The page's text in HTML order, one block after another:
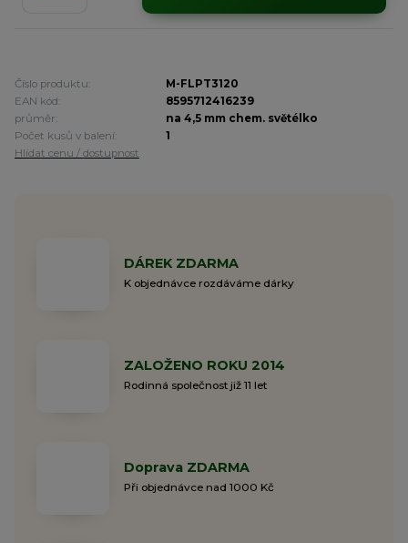
Číslo produktu:
M-FLPT3120
EAN kód:
8595712416239
průměr:
na 4,5 mm chem. světélko
Počet kusů v balení:
1
Hlídat cenu / dostupnost
DÁREK ZDARMA
K objednávce rozdáváme dárky
ZALOŽENO ROKU 2014
Rodinná společnost již 11 let
Doprava ZDARMA
Při objednávce nad 1000 Kč